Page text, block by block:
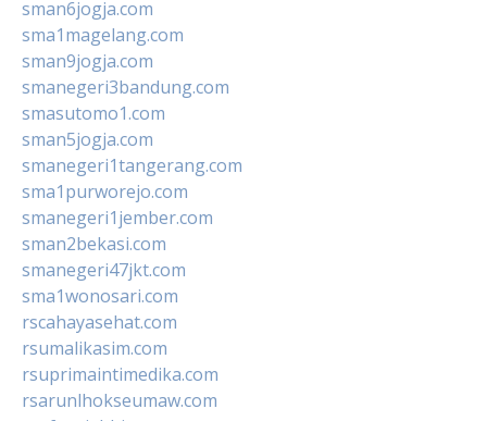
sman6jogja.com
sma1magelang.com
sman9jogja.com
smanegeri3bandung.com
smasutomo1.com
sman5jogja.com
smanegeri1tangerang.com
sma1purworejo.com
smanegeri1jember.com
sman2bekasi.com
smanegeri47jkt.com
sma1wonosari.com
rscahayasehat.com
rsumalikasim.com
rsuprimaintimedika.com
rsarunlhokseumaw.com